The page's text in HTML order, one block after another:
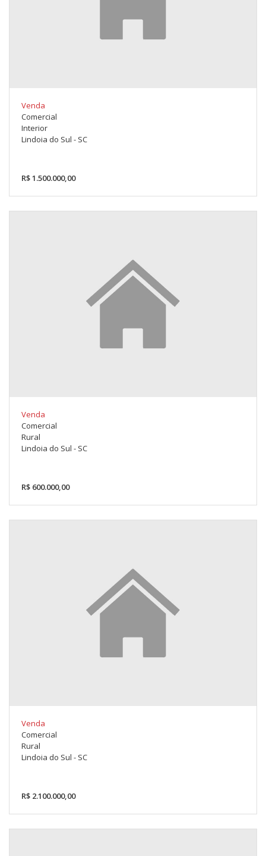
Venda
Comercial
Interior
Lindoia do Sul - SC
R$ 1.500.000,00
Venda
Comercial
Rural
Lindoia do Sul - SC
R$ 600.000,00
Venda
Comercial
Rural
Lindoia do Sul - SC
R$ 2.100.000,00